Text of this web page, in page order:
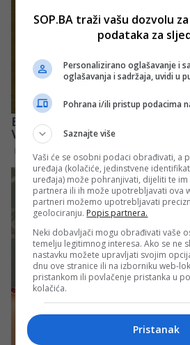
SOP.BA traži vašu dozvolu
podataka za
Personalizirano oglašavanje i
oglašavanja i sadržaja, uvidi u
Pohrana i/ili pristup podacima
Saznajte više
Vaši će se osobni podaci obrađivati, a
uređaja (kolačiće, jedinstvene
uređaja) može pohranjivati, dijeliti te
partnera ili ih može upotrebljavati ova
partneri možemo upotrebljavati
geolociranju. Popis partnera.
Neki dobavljači mogu obrađivati vaše
temelju legitimnog interesa. Ako se ne
nastavku možete upravljati svojim
dnu ove stranice ili na izborniku web-
pristankom ili povlačenje pristanka u
kolačića.
Pristanak